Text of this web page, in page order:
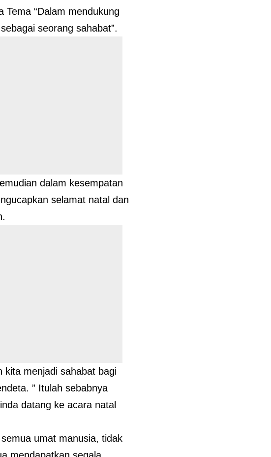
Tema “Dalam mendukung
seorang sahabat”.
dalam kesempatan
selamat natal dan
kita menjadi sahabat bagi
” Itulah sebabnya
datang ke acara natal
umat manusia, tidak